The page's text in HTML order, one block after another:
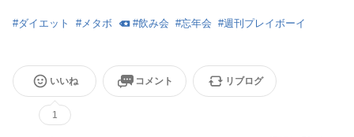
#ダイエット #メタボ #飲み会 #忘年会 #週刊プレイボーイ
いいね
1
コメント リブログ